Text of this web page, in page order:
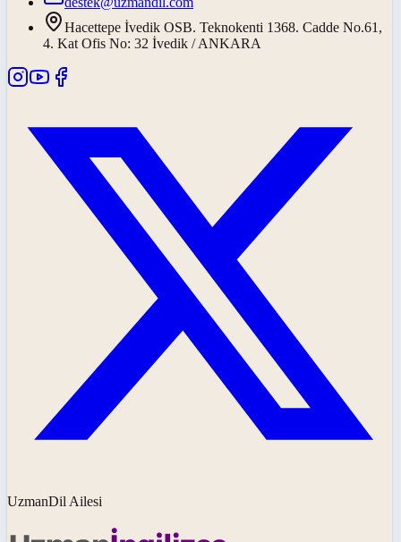
Hacettepe İvedik OSB. Teknokenti 1368. Cadde No.61,
4. Kat Ofis No: 32 İvedik / ANKARA
UzmanDil Ailesi